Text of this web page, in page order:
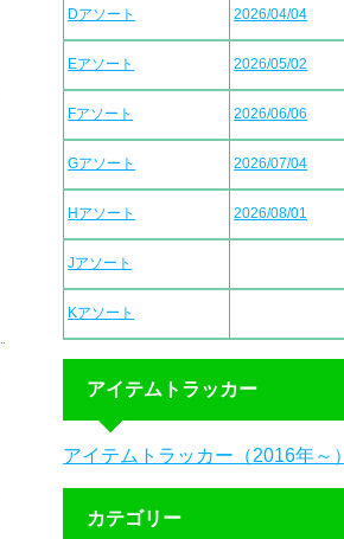
Dアソート 2026/04/04
Eアソート 2026/05/02
Fアソート 2026/06/06
Gアソート 2026/07/04
Hアソート 2026/08/01
Jアソート
Kアソート
アイテムトラッカー
アイテムトラッカー（2016年～）
カテゴリー